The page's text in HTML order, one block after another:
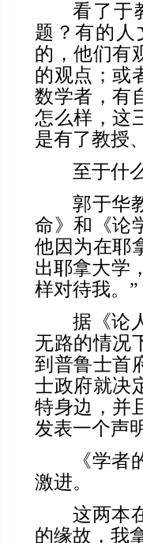
看了于
题？有的人
的，他们有
的观点；或
数学者，有
怎么样，这
是有了教授
至于什
郭于华
命》和《论
他因为在耶
出耶拿大学
样对待我。”
据《论
无路的情况
到普鲁士首
士政府就决
特身边，并
发表一个声
《学
激进。
这两本
的缘故，我